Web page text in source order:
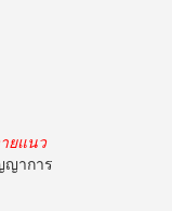
ยแนว
ญาการ